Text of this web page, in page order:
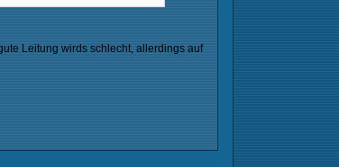
Leitung wirds schlecht, allerdings auf